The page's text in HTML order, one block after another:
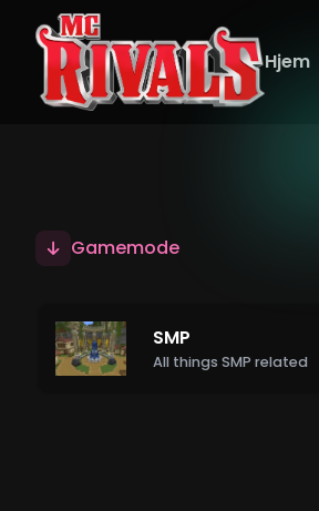
Hjem
Gamemode
SMP
All things SMP related